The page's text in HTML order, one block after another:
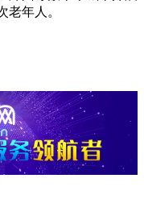
老年人。